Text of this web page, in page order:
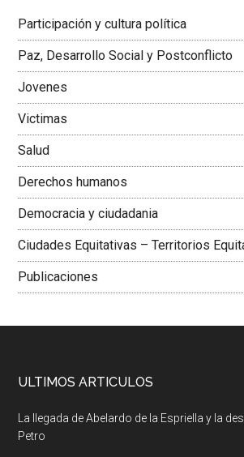
Colombiana
Participación y cultura política
Paz, Desarrollo Social y Postconflicto
Jovenes
Victimas
Salud
Derechos humanos
Democracia y ciudadania
Ciudades Equitativas – Territorios
Publicaciones
ULTIMOS ARTICULOS
La llegada de Abelardo de la Espriella y la
Petro